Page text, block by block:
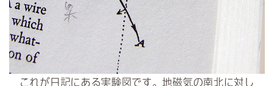
これが日記にある実験図です。地磁気の南北に対し